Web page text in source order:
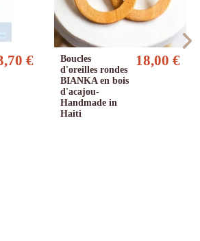
€
Boucles
d'oreilles rondes
BIANKA en bois
d'acajou-
Handmade in
Haiti
18,00 €